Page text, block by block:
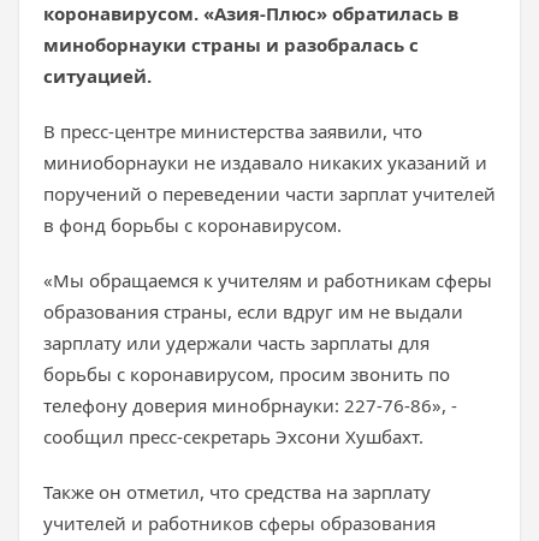
коронавирусом. «Азия-Плюс» обратилась в
миноборнауки страны и разобралась с
ситуацией.
В пресс-центре министерства заявили, что
миниоборнауки не издавало никаких указаний и
поручений о переведении части зарплат учителей
в фонд борьбы с коронавирусом.
«Мы обращаемся к учителям и работникам сферы
образования страны, если вдруг им не выдали
зарплату или удержали часть зарплаты для
борьбы с коронавирусом, просим звонить по
телефону доверия минобрнауки: 227-76-86», -
сообщил пресс-секретарь Эхсони Хушбахт.
Также он отметил, что средства на зарплату
учителей и работников сферы образования